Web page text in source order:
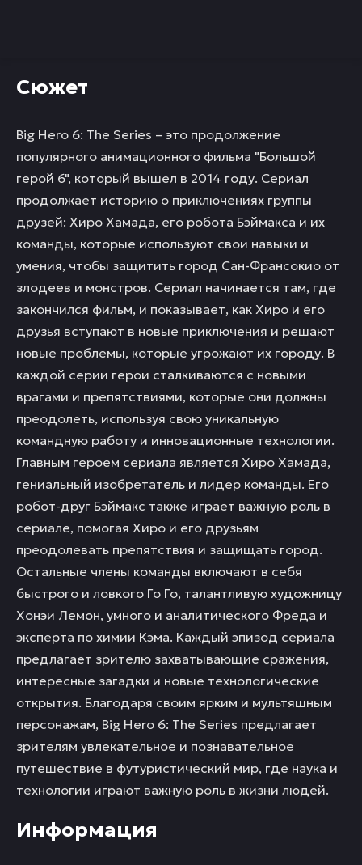
Сюжет
Big Hero 6: The Series – это продолжение
популярного анимационного фильма "Большой
герой 6", который вышел в 2014 году. Сериал
продолжает историю о приключениях группы
друзей: Хиро Хамада, его робота Бэймакса и их
команды, которые используют свои навыки и
умения, чтобы защитить город Сан-Франсокио от
злодеев и монстров. Сериал начинается там, где
закончился фильм, и показывает, как Хиро и его
друзья вступают в новые приключения и решают
новые проблемы, которые угрожают их городу. В
каждой серии герои сталкиваются с новыми
врагами и препятствиями, которые они должны
преодолеть, используя свою уникальную
командную работу и инновационные технологии.
Главным героем сериала является Хиро Хамада,
гениальный изобретатель и лидер команды. Его
робот-друг Бэймакс также играет важную роль в
сериале, помогая Хиро и его друзьям
преодолевать препятствия и защищать город.
Остальные члены команды включают в себя
быстрого и ловкого Го Го, талантливую художницу
Хонэи Лемон, умного и аналитического Фреда и
эксперта по химии Кэма. Каждый эпизод сериала
предлагает зрителю захватывающие сражения,
интересные загадки и новые технологические
открытия. Благодаря своим ярким и мультяшным
персонажам, Big Hero 6: The Series предлагает
зрителям увлекательное и познавательное
путешествие в футуристический мир, где наука и
технологии играют важную роль в жизни людей.
Информация